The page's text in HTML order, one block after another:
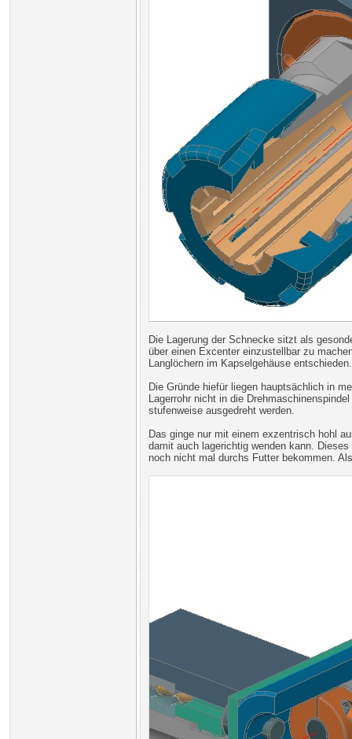
Die Lagerung der Schnecke sitzt als
über einen Excenter einzustellbar zu
Langlöchern im Kapselgehäuse entschieden.
Die Gründe hiefür liegen hauptsächlich in
Lagerrohr nicht in die
stufenweise ausgedreht werden.
Das ginge nur mit einem exzentrisch hohl
damit auch lagerichtig wenden kann.
noch nicht mal durchs Futter bekommen.